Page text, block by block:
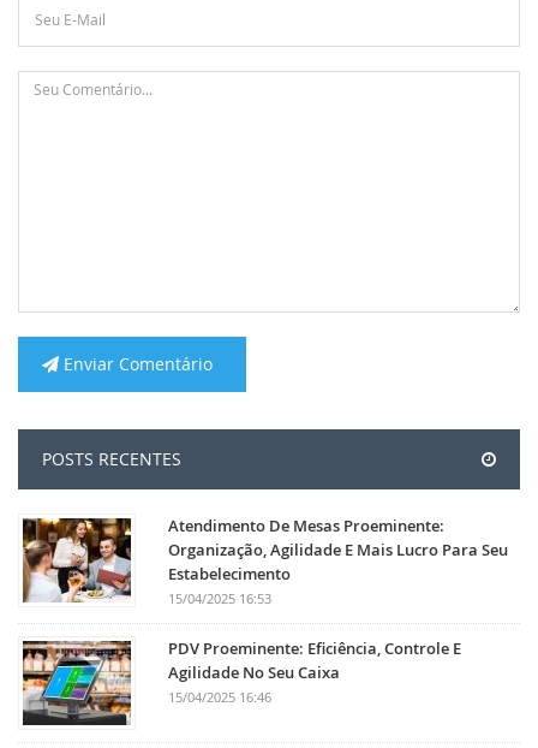
POSTS RECENTES
Atendimento De Mesas Proeminente:
Organização, Agilidade E Mais Lucro Para Seu
Estabelecimento
15/04/2025 16:53
PDV Proeminente: Eficiência, Controle E
Agilidade No Seu Caixa
15/04/2025 16:46